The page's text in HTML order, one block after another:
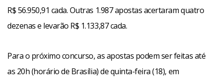
R$ 56.950,91 cada. Outras 1.987 apostas acertaram quatro
dezenas e levarão R$ 1.133,87 cada.
Para o próximo concurso, as apostas podem ser feitas até
as 20h (horário de Brasília) de quinta-feira (18), em